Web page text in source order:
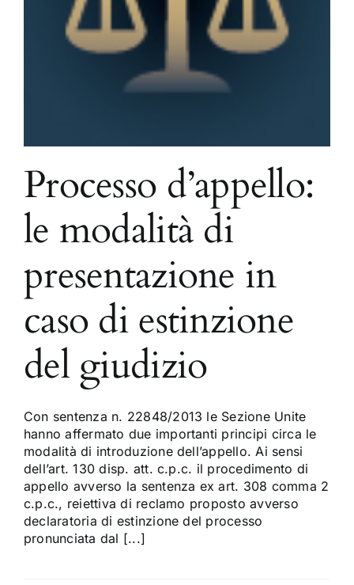
Processo d’appello:
le modalità di
presentazione in
caso di estinzione
del giudizio
Con sentenza n. 22848/2013 le Sezione Unite
hanno affermato due importanti principi circa le
modalità di introduzione dell’appello. Ai sensi
dell’art. 130 disp. att. c.p.c. il procedimento di
appello avverso la sentenza ex art. 308 comma 2
c.p.c., reiettiva di reclamo proposto avverso
declaratoria di estinzione del processo
pronunciata dal [...]